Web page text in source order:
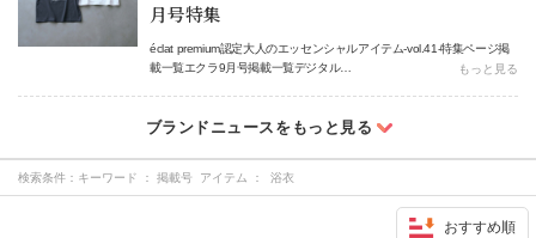
月号特集
éclat premium認定大人のエッセンシャルアイテム-vol.41-特集ページ掲
載一覧エクラ9月号掲載一覧デジタル…
もっと見る
検索条件： キーワード ： 掲載号 アイテム ： 浴衣
おすすめ順